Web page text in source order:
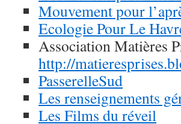
Mouvement pour
Ecologie Pour Le
Association Matières
http://
PasserelleSud
Les renseignements
Les Films du réveil